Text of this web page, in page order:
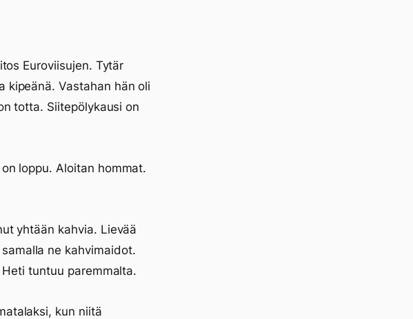
Euroviisujen. Tytär
kipeänä. Vastahan hän oli
totta. Siitepölykausi on
loppu. Aloitan hommat.
yhtään kahvia. Lievää
ne kahvimaidot.
tuntuu paremmalta.
kun niitä